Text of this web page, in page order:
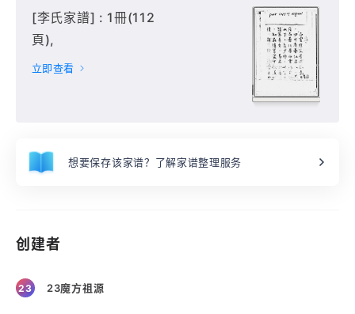
[李氏家譜] : 1冊(112
頁),
立即查看
想要保存该家谱？了解家谱整理服务
创建者
23 23魔方祖源